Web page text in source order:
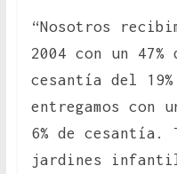
“Nosotros
2004 con un
cesantía del
entregamos con
6% de cesantía.
jardines